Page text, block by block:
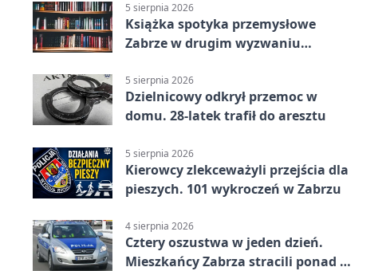
5 sierpnia 2026
Książka spotyka przemysłowe
Zabrze w drugim wyzwaniu
5 sierpnia 2026
Dzielnicowy odkrył przemoc w
domu. 28-latek trafił do aresztu
5 sierpnia 2026
Kierowcy zlekceważyli przejścia dla
pieszych. 101 wykroczeń w Zabrzu
4 sierpnia 2026
Cztery oszustwa w jeden dzień.
Mieszkańcy Zabrza stracili ponad 6